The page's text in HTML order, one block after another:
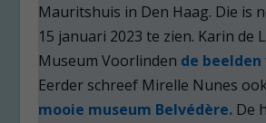
Mauritshuis in Den Haag. Die is
15 januari 2023 te zien. Karin de
Museum Voorlinden de
Eerder schreef Mirelle Nunes
mooie museum Belvédère. De